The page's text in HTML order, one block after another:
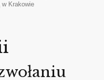
w Krakowie